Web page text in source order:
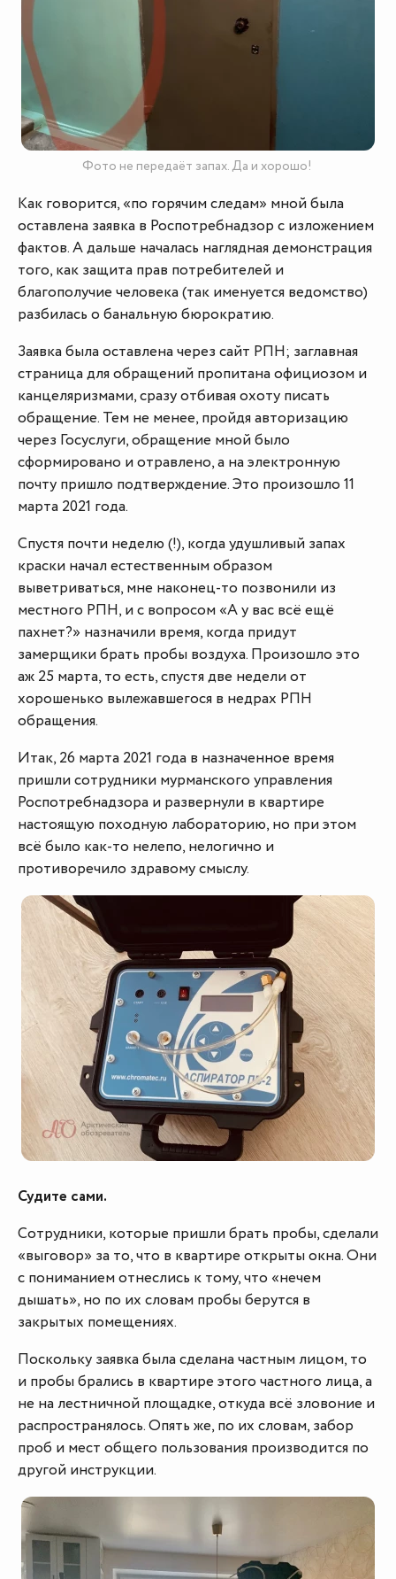
Фото не передаёт запах. Да и хорошо!
Как говорится, «по горячим следам» мной была
оставлена заявка в Роспотребнадзор с изложением
фактов. А дальше началась наглядная демонстрация
того, как защита прав потребителей и
благополучие человека (так именуется ведомство)
разбилась о банальную бюрократию.
Заявка была оставлена через сайт РПН; заглавная
страница для обращений пропитана официозом и
канцеляризмами, сразу отбивая охоту писать
обращение. Тем не менее, пройдя авторизацию
через Госуслуги, обращение мной было
сформировано и отравлено, а на электронную
почту пришло подтверждение. Это произошло 11
марта 2021 года.
Спустя почти неделю (!), когда удушливый запах
краски начал естественным образом
выветриваться, мне наконец-то позвонили из
местного РПН, и с вопросом «А у вас всё ещё
пахнет?» назначили время, когда придут
замерщики брать пробы воздуха. Произошло это
аж 25 марта, то есть, спустя две недели от
хорошенько вылежавшегося в недрах РПН
обращения.
Итак, 26 марта 2021 года в назначенное время
пришли сотрудники мурманского управления
Роспотребнадзора и развернули в квартире
настоящую походную лабораторию, но при этом
всё было как-то нелепо, нелогично и
противоречило здравому смыслу.
Судите сами.
Сотрудники, которые пришли брать пробы, сделали
«выговор» за то, что в квартире открыты окна. Они
с пониманием отнеслись к тому, что «нечем
дышать», но по их словам пробы берутся в
закрытых помещениях.
Поскольку заявка была сделана частным лицом, то
и пробы брались в квартире этого частного лица, а
не на лестничной площадке, откуда всё зловоние и
распространялось. Опять же, по их словам, забор
проб и мест общего пользования производится по
другой инструкции.